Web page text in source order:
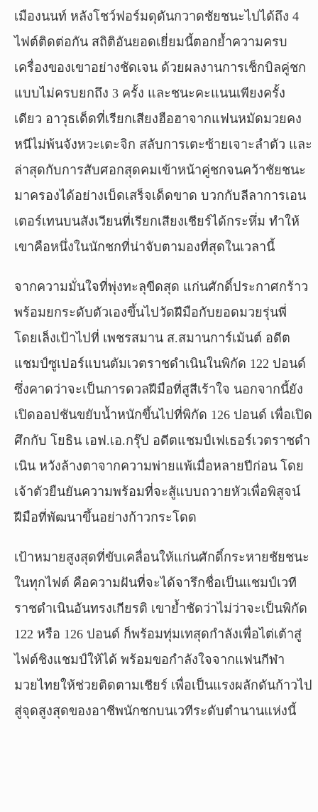
เมืองนนท์ หลังโชว์ฟอร์มดุดันกวาดชัยชนะไปได้ถึง 4
ไฟต์ติดต่อกัน สถิติอันยอดเยี่ยมนี้ตอกย้ำความครบ
เครื่องของเขาอย่างชัดเจน ด้วยผลงานการเช็กบิลคู่ชก
แบบไม่ครบยกถึง 3 ครั้ง และชนะคะแนนเพียงครั้ง
เดียว อาวุธเด็ดที่เรียกเสียงฮือฮาจากแฟนหมัดมวยคง
หนีไม่พ้นจังหวะเตะจิก สลับการเตะซ้ายเจาะลำตัว และ
ล่าสุดกับการสับศอกสุดคมเข้าหน้าคู่ชกจนคว้าชัยชนะ
มาครองได้อย่างเบ็ดเสร็จเด็ดขาด บวกกับลีลาการเอน
เตอร์เทนบนสังเวียนที่เรียกเสียงเชียร์ได้กระหึ่ม ทำให้
เขาคือหนึ่งในนักชกที่น่าจับตามองที่สุดในเวลานี้
จากความมั่นใจที่พุ่งทะลุขีดสุด แก่นศักดิ์ประกาศกร้าว
พร้อมยกระดับตัวเองขึ้นไปวัดฝีมือกับยอดมวยรุ่นพี่
โดยเล็งเป้าไปที่ เพชรสมาน ส.สมานการ์เม้นต์ อดีต
แชมป์ซูเปอร์แบนตัมเวตราชดำเนินในพิกัด 122 ปอนด์
ซึ่งคาดว่าจะเป็นการดวลฝีมือที่สูสีเร้าใจ นอกจากนี้ยัง
เปิดออปชันขยับน้ำหนักขึ้นไปที่พิกัด 126 ปอนด์ เพื่อเปิด
ศึกกับ โยธิน เอฟ.เอ.กรุ๊ป อดีตแชมป์เฟเธอร์เวตราชดำ
เนิน หวังล้างตาจากความพ่ายแพ้เมื่อหลายปีก่อน โดย
เจ้าตัวยืนยันความพร้อมที่จะสู้แบบถวายหัวเพื่อพิสูจน์
ฝีมือที่พัฒนาขึ้นอย่างก้าวกระโดด
เป้าหมายสูงสุดที่ขับเคลื่อนให้แก่นศักดิ์กระหายชัยชนะ
ในทุกไฟต์ คือความฝันที่จะได้จารึกชื่อเป็นแชมป์เวที
ราชดำเนินอันทรงเกียรติ เขาย้ำชัดว่าไม่ว่าจะเป็นพิกัด
122 หรือ 126 ปอนด์ ก็พร้อมทุ่มเทสุดกำลังเพื่อไต่เต้าสู่
ไฟต์ชิงแชมป์ให้ได้ พร้อมขอกำลังใจจากแฟนกีฬา
มวยไทยให้ช่วยติดตามเชียร์ เพื่อเป็นแรงผลักดันก้าวไป
สู่จุดสูงสุดของอาชีพนักชกบนเวทีระดับตำนานแห่งนี้